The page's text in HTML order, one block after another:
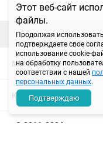
Этот веб-сайт
файлы.
Продолжая
подтверждаете свое
использование cookie-
на обработку
соответствии с нашей
персональных данных.
Подтверждаю
МЫ В СЕТИ
КОНТАКТЫ
© 2011-2026 магазин